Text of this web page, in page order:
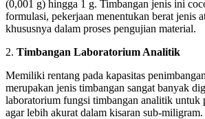
(0,001 g) hingga 1 g. Timbangan jenis ini
formulasi, pekerjaan menentukan berat jenis
khususnya dalam proses pengujian material.
2. Timbangan Laboratorium Analitik
Memiliki rentang pada kapasitas
merupakan jenis timbangan sangat banyak
laboratorium fungsi timbangan analitik untuk
agar lebih akurat dalam kisaran sub-miligram.